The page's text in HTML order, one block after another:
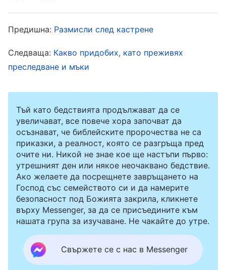
Презирах се и си мислех: „Защо съм толкова
непохватна с думите? Не мога дори няколко
Наистина исках да променя интровертния си
характер, защото имах чувството, че само
така ще бъда по-пригодна за дълга по поенето
и само тогава бъдещето и крайната ми цел
щяха да бъдат сигурни. Мислех си, че може
би не съм практикувала достатъчно, затова
оттогава нататък на всяко събиране се
стараех да говоря повече с новодошлите, но
така и не успявах да направя пробив. Тогава
се замислих да се моля повече на Бог и че
може би, ако Бог ме напътства, ще стана по-
Предишна: Размисли след кастрене
Следваща: Какво придобих, като преживях
преследване и мъки
Тъй като бедствията продължават да се
увеличават, все повече хора започват да
осъзнават, че библейските пророчества не са
приказки, а реалност, която се разгръща пред
очите ни. Никой не знае кое ще настъпи първо:
утрешният ден или някое неочаквано бедствие.
Ако желаете да посрещнете завръщането на
Господ със семейството си и да намерите
безопасност под Божията закрила, кликнете
върху Messenger, за да се присъедините към
нашата група за изучаване. Не чакайте до утре.
Свържете се с нас в Messenger